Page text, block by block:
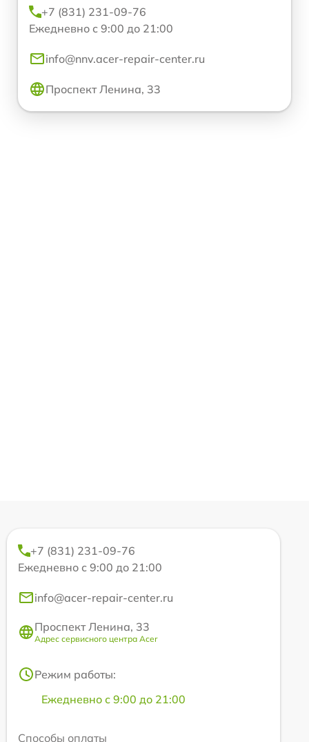
+7 (831) 231-09-76
Ежедневно с 9:00 до 21:00
info@nnv.acer-repair-center.ru
Проспект Ленина, 33
+7 (831) 231-09-76
Ежедневно с 9:00 до 21:00
info@acer-repair-center.ru
Проспект Ленина, 33
Адрес сервисного центра Acer
Режим работы:
Ежедневно с 9:00 до 21:00
Способы оплаты